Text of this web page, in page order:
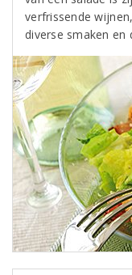
verfrissende
diverse smaken